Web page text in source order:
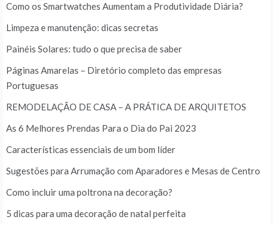
Como os Smartwatches Aumentam a Produtividade Diária?
Limpeza e manutenção: dicas secretas
Painéis Solares: tudo o que precisa de saber
Páginas Amarelas – Diretório completo das empresas
Portuguesas
REMODELAÇÃO DE CASA – A PRÁTICA DE ARQUITETOS
As 6 Melhores Prendas Para o Dia do Pai 2023
Características essenciais de um bom líder
Sugestões para Arrumação com Aparadores e Mesas de Centro
Como incluir uma poltrona na decoração?
5 dicas para uma decoração de natal perfeita